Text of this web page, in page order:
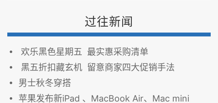
过往新闻
欢乐黑色星期五 最实惠采购清单
黑五折扣藏玄机 留意商家四大促销手法
男士秋冬穿搭
苹果发布新iPad 、MacBook Air、Mac mini